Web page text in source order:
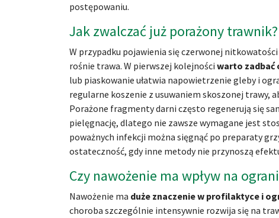
postępowaniu.
Jak zwalczać już porażony trawnik?
W przypadku pojawienia się czerwonej
rośnie trawa. W pierwszej kolejności warto zadbać
lub piaskowanie ułatwia napowietrzenie gleby i
regularne koszenie z usuwaniem skoszonej trawy,
Porażone fragmenty darni często regenerują się
pielęgnację, dlatego nie zawsze wymagane jest
poważnych infekcji można sięgnąć po preparaty
ostateczność, gdy inne metody nie przynoszą
Czy nawożenie ma wpływ na
Nawożenie ma duże znaczenie w profilaktyce i
choroba szczególnie intensywnie rozwija się na